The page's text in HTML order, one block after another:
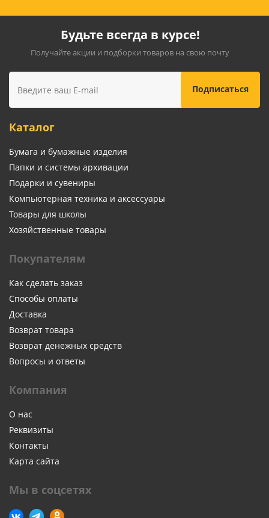
Будьте всегда в курсе!
Получайте акции и подборки товаров на свою почту
Каталог
Бумага и бумажные изделия
Папки и системы архивации
Подарки и сувениры
Компьютерная техника и аксессуары
Товары для школы
Хозяйственные товары
Покупателям
Как сделать заказ
Способы оплаты
Доставка
Возврат товара
Возврат денежных средств
Вопросы и ответы
Компания
О нас
Реквизиты
Контакты
Карта сайта
Мы в соцсетях